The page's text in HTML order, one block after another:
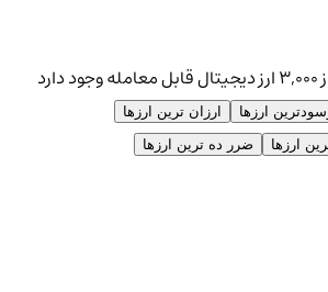
ارزها
ارزان ترین ارزها
ارزها ضرر ده ترین ارزها